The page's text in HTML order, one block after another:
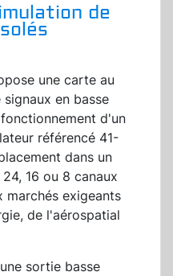
de
une carte au
en basse
d'un
référencé 41-
dans un
16 ou 8 canaux
marchés exigeants
de l'aérospatial
sortie basse